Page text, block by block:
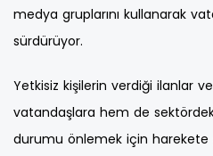
medya gruplarını kullanarak
sürdürüyor.
Yetkisiz kişilerin verdiği ilanlar
vatandaşlara hem de
durumu önlemek için harekete